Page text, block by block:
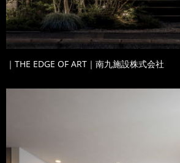
｜THE EDGE OF ART｜南九施設株式会社